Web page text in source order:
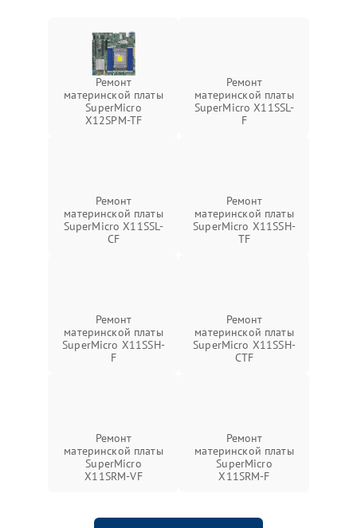
Ремонт
материнской платы
SuperMicro
X12SPM-TF
Ремонт
материнской платы
SuperMicro X11SSL-
F
Ремонт
материнской платы
SuperMicro X11SSL-
CF
Ремонт
материнской платы
SuperMicro X11SSH-
TF
Ремонт
материнской платы
SuperMicro X11SSH-
F
Ремонт
материнской платы
SuperMicro X11SSH-
CTF
Ремонт
материнской платы
SuperMicro
X11SRM-VF
Ремонт
материнской платы
SuperMicro
X11SRM-F